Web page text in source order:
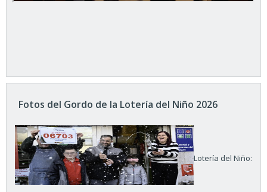
Fotos del Gordo de la Lotería del Niño 2026
Lotería del Niño: